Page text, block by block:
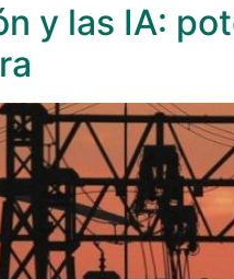
y las IA: